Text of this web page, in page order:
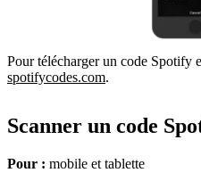
Pour télécharger un code Spotify
spotifycodes.com.
Scanner un code
Pour : mobile et tablette